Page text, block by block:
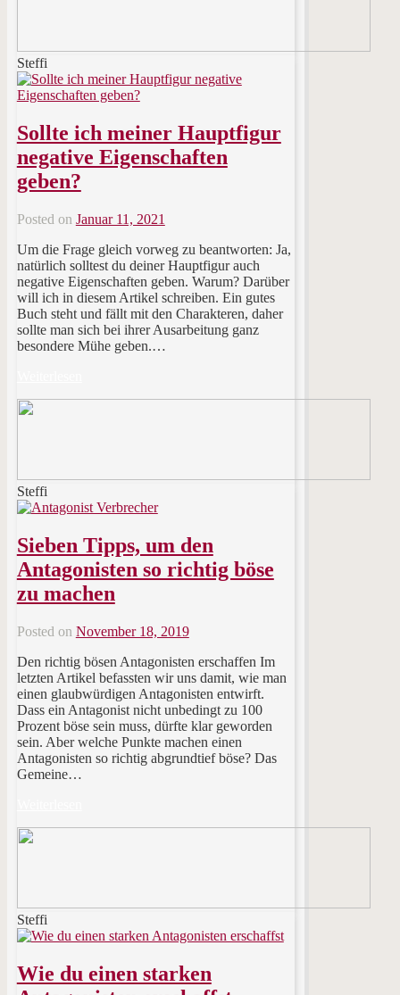
Steffi
Sollte ich meiner Hauptfigur
negative Eigenschaften
geben?
Posted on Januar 11, 2021
Um die Frage gleich vorweg zu beantworten: Ja,
natürlich solltest du deiner Hauptfigur auch
negative Eigenschaften geben. Warum? Darüber
will ich in diesem Artikel schreiben. Ein gutes
Buch steht und fällt mit den Charakteren, daher
sollte man sich bei ihrer Ausarbeitung ganz
besondere Mühe geben.…
Steffi
Sieben Tipps, um den
Antagonisten so richtig böse
zu machen
Posted on November 18, 2019
Den richtig bösen Antagonisten erschaffen Im
letzten Artikel befassten wir uns damit, wie man
einen glaubwürdigen Antagonisten entwirft.
Dass ein Antagonist nicht unbedingt zu 100
Prozent böse sein muss, dürfte klar geworden
sein. Aber welche Punkte machen einen
Antagonisten so richtig abgrundtief böse? Das
Gemeine…
Steffi
Wie du einen starken